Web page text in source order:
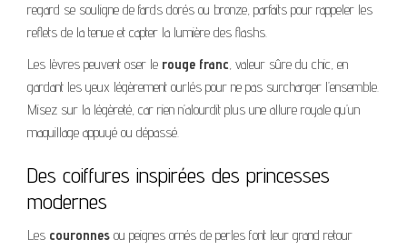
regard se souligne de fards dorés ou bronze, parfaits pour rappeler les
reflets de la tenue et capter la lumière des flashs.
Les lèvres peuvent oser le rouge franc, valeur sûre du chic, en
gardant les yeux légèrement ourlés pour ne pas surcharger l’ensemble.
Misez sur la légèreté, car rien n’alourdit plus une allure royale qu’un
maquillage appuyé ou dépassé.
Des coiffures inspirées des princesses
modernes
Les couronnes ou peignes ornés de perles font leur grand retour